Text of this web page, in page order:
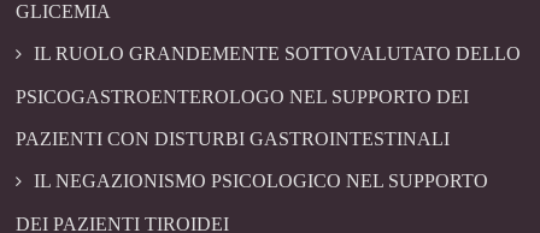
GLICEMIA
IL RUOLO GRANDEMENTE SOTTOVALUTATO DELLO
PSICOGASTROENTEROLOGO NEL SUPPORTO DEI
PAZIENTI CON DISTURBI GASTROINTESTINALI
IL NEGAZIONISMO PSICOLOGICO NEL SUPPORTO
DEI PAZIENTI TIROIDEI